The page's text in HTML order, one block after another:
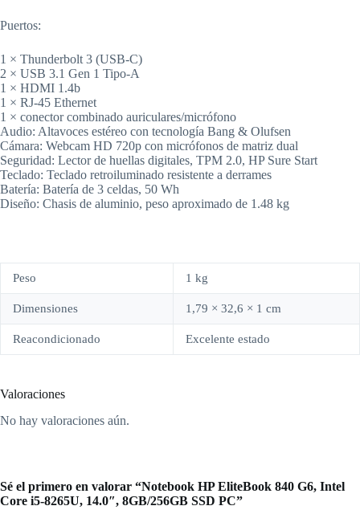
Puertos:
1 × Thunderbolt 3 (USB-C)
2 × USB 3.1 Gen 1 Tipo-A
1 × HDMI 1.4b
1 × RJ-45 Ethernet
1 × conector combinado auriculares/micrófono
Audio: Altavoces estéreo con tecnología Bang & Olufsen
Cámara: Webcam HD 720p con micrófonos de matriz dual
Seguridad: Lector de huellas digitales, TPM 2.0, HP Sure Start
Teclado: Teclado retroiluminado resistente a derrames
Batería: Batería de 3 celdas, 50 Wh
Diseño: Chasis de aluminio, peso aproximado de 1.48 kg
Peso 1 kg
Dimensiones 1,79 × 32,6 × 1 cm
Reacondicionado Excelente estado
Valoraciones
No hay valoraciones aún.
Sé el primero en valorar “Notebook HP EliteBook 840 G6, Intel
Core i5-8265U, 14.0″, 8GB/256GB SSD PC”